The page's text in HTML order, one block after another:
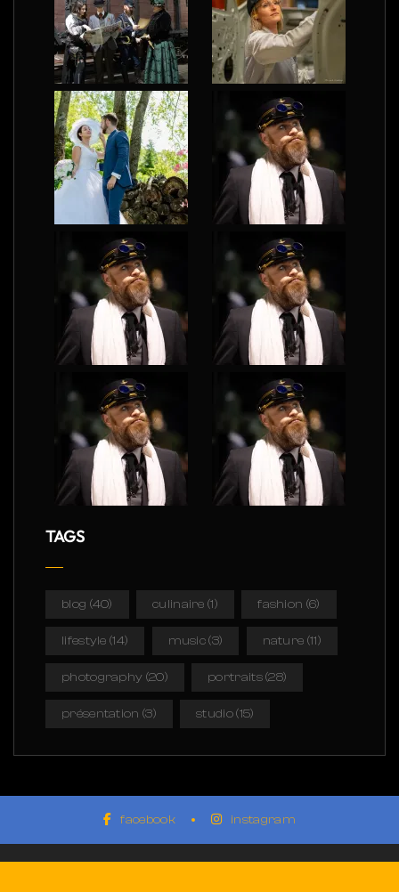
TAGS
blog (40) culinaire (1) fashion (6)
lifestyle (14) music(3) nature (11)
photography (20) portraits(28)
présentation (3) studio(15)
facebook instagram